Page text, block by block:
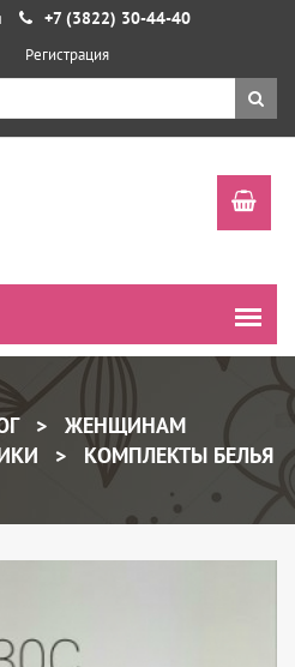
+7 (3822) 30-44-40
Регистрация
ЖЕНЩИНАМ
КОМПЛЕКТЫ БЕЛЬЯ